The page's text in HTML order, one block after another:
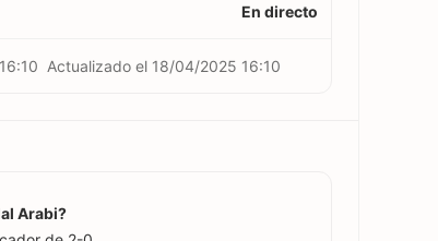
En directo
Actualizado el 18/04/2025 16:10
Arabi?